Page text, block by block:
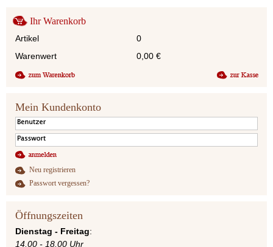
Ihr Warenkorb
Artikel
0
Warenwert
0,00 €
Mein Kundenkonto
Neu registrieren
Passwort vergessen?
Öffnungszeiten
Dienstag - Freitag:
14.00 - 18.00 Uhr